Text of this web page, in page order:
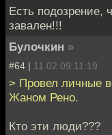
Есть подозрение,
завален!!!
Булочкин »
#64 | 11.02.09 11:19
> Провел личные
Жаном Рено.
Кто эти люди???